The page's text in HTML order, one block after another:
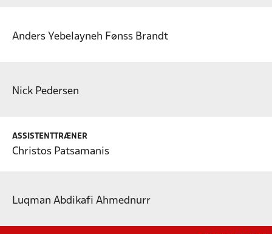
Anders Yebelayneh Fønss Brandt
Nick Pedersen
ASSISTENTTRÆNER
Christos Patsamanis
Luqman Abdikafi Ahmednurr